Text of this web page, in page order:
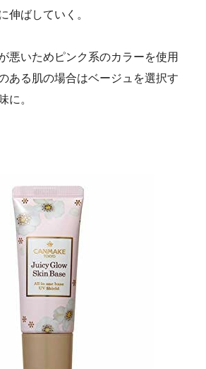
伸ばしていく。
悪いためピンク系のカラーを使用
ある肌の場合はベージュを選択す
に。